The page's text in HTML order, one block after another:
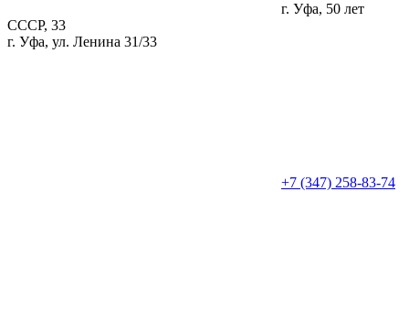
г. Уфа, 50 лет
СССР, 33
г. Уфа, ул. Ленина 31/33
+7 (347) 258-83-74